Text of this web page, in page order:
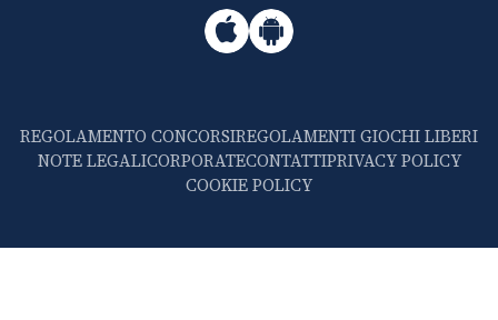
REGOLAMENTO CONCORSIREGOLAMENTI GIOCHI LIBERI
NOTE LEGALICORPORATECONTATTIPRIVACY POLICY
COOKIE POLICY